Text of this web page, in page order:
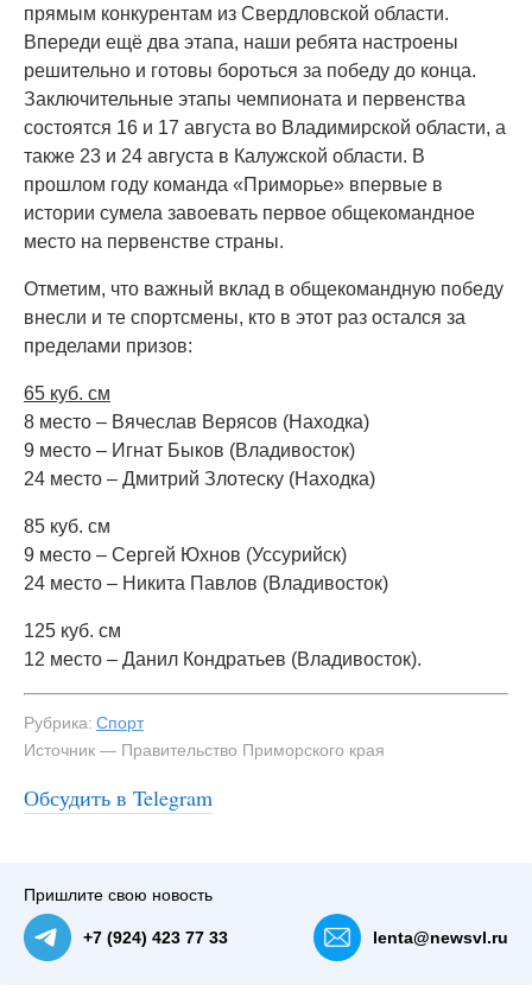
прямым конкурентам из Свердловской области.
Впереди ещё два этапа, наши ребята настроены
решительно и готовы бороться за победу до конца.
Заключительные этапы чемпионата и первенства
состоятся 16 и 17 августа во Владимирской области, а
также 23 и 24 августа в Калужской области. В
прошлом году команда «Приморье» впервые в
истории сумела завоевать первое общекомандное
место на первенстве страны.
Отметим, что важный вклад в общекомандную победу
внесли и те спортсмены, кто в этот раз остался за
пределами призов:
65 куб. см
8 место – Вячеслав Верясов (Находка)
9 место – Игнат Быков (Владивосток)
24 место – Дмитрий Злотеску (Находка)
85 куб. см
9 место – Сергей Юхнов (Уссурийск)
24 место – Никита Павлов (Владивосток)
125 куб. см
12 место – Данил Кондратьев (Владивосток).
Рубрика: Спорт
Источник — Правительство Приморского края
Обсудить в Telegram
#2
Пришлите свою новость
+7 (924) 423 77 33 lenta@newsvl.ru